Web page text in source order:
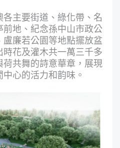
主要街道、綠化帶、名
地、紀念孫中山市政公
廉若公園等地點擺放盆
花及灌木共一萬三千多
共舞的詩意華章，展現
心的活力和韵味。